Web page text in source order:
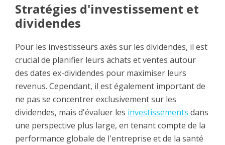
Stratégies d'investissement et
dividendes
Pour les investisseurs axés sur les dividendes, il est
crucial de planifier leurs achats et ventes autour
des dates ex-dividendes pour maximiser leurs
revenus. Cependant, il est également important de
ne pas se concentrer exclusivement sur les
dividendes, mais d'évaluer les investissements dans
une perspective plus large, en tenant compte de la
performance globale de l'entreprise et de la santé